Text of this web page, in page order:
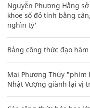
Nguyễn Phương Hằng
khoe sổ đỏ tính bằng
nghìn tỷ'
Bảng công thức đạo
Mai Phương Thúy "phím
Nhật Vượng giành lại vị